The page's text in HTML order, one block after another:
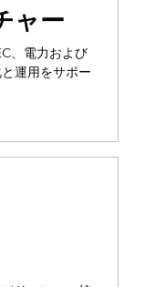
ャー
、電力および
運用をサポー